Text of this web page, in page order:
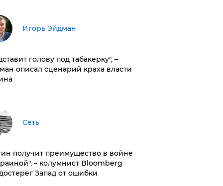
Игорь Эйдман
голову под табакерку", –
описал сценарий краха власти
Сеть
получит преимущество в войне
– колумнист Bloomberg
Запад от ошибки